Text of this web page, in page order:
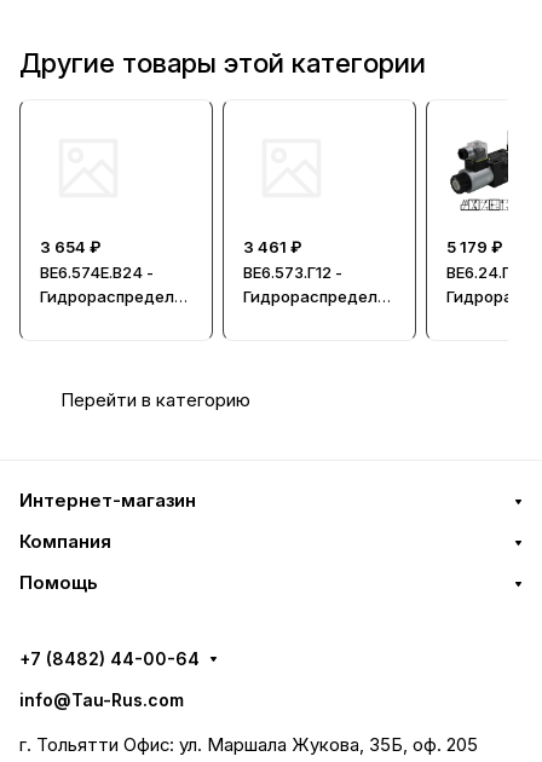
Другие товары этой категории
3 654 ₽
ВЕ6.574Е.В24 -
Гидрораспредели
3 461 ₽
ВЕ6.573.Г12 -
Гидрораспредели
5 179 ₽
ВЕ6.24.Г48 -
Перейти в категорию
Интернет-магазин
Компания
Помощь
+7 (8482) 44-00-64
info@Tau-Rus.com
г. Тольятти Офис: ул. Маршала Жукова, 35Б, оф. 205